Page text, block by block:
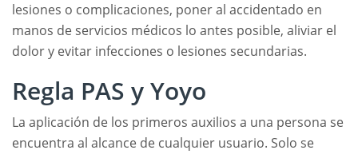
lesiones o complicaciones, poner al accidentado en
manos de servicios médicos lo antes posible, aliviar el
dolor y evitar infecciones o lesiones secundarias.
Regla PAS y Yoyo
La aplicación de los primeros auxilios a una persona se
encuentra al alcance de cualquier usuario. Solo se